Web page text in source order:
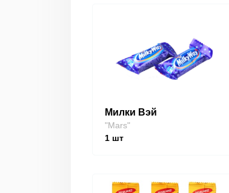
Милки Вэй
"Mars"
1 шт